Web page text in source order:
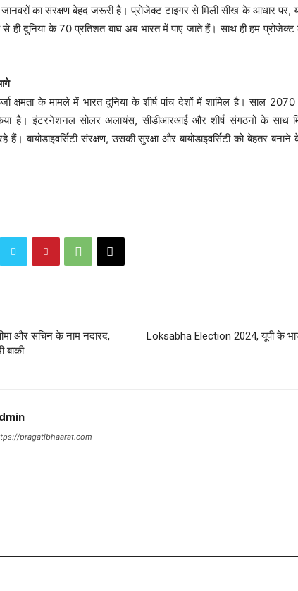
जानवरों का संरक्षण बेहद जरूरी है। प्रोजेक्ट टाइगर से मिली सीख के आधार पर,
ही दुनिया के 70 प्रतिशत बाघ अब भारत में पाए जाते हैं। साथ ही हम
क्षमता के मामले में भारत दुनिया के शीर्ष पांच देशों में शामिल है। साल
है। इंटरनेशनल सोलर अलायंस, सीडीआरआई और शीर्ष संगठनों के साथ
बायोडाइवर्सिटी संरक्षण, उसकी सुरक्षा और बायोडाइवर्सिटी को बेहतर
और सचिन के नाम नदारद,
बाकी
Loksabha Election 2024, यूपी के
pragatibhaarat.com